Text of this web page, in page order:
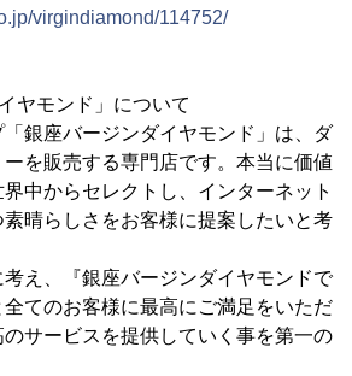
virgindiamond/114752/
ヤモンド」について
銀座バージンダイヤモンド」は、ダ
を販売する専門店です。本当に価値
中からセレクトし、インターネット
晴らしさをお客様に提案したいと考
え、『銀座バージンダイヤモンドで
てのお客様に最高にご満足をいただ
サービスを提供していく事を第一の